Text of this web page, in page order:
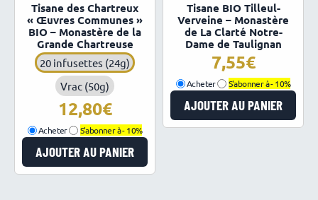
sur 5
Tisane des Chartreux
« Œuvres Communes »
BIO – Monastère de la
Grande Chartreuse
20 infusettes (24g)
Vrac (50g)
12,80
Acheter S'abonner à -10%
AJOUTER AU PANIER
sur 5
Tisane BIO Tilleul-
Verveine – Monastère
de La Clarté Notre-
Dame de Taulignan
7,55
Acheter S'abonner à -10%
AJOUTER AU PANIER